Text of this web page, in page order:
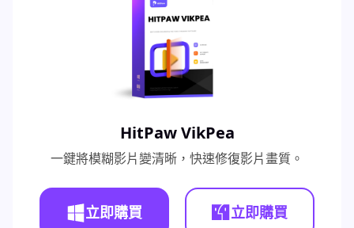
HitPaw VikPea
一鍵將模糊影片變清晰，快速修復影片畫質。
立即購買 立即購買